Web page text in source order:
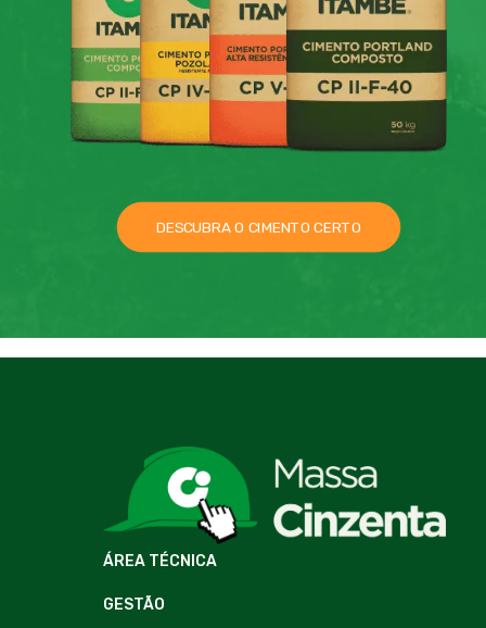
DESCUBRA O CIMENTO CERTO
ÁREA TÉCNICA
GESTÃO